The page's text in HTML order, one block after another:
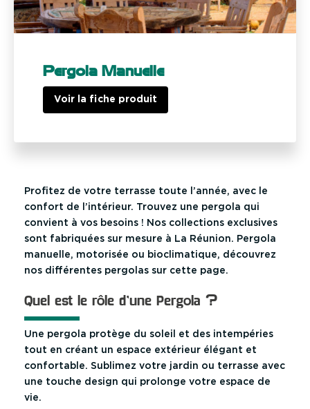
Pergola Manuelle
Voir la fiche produit
Profitez de votre terrasse toute l’année, avec le
confort de l’intérieur. Trouvez une pergola qui
convient à vos besoins ! Nos collections exclusives
sont fabriquées sur mesure à La Réunion. Pergola
manuelle, motorisée ou bioclimatique, découvrez
nos différentes pergolas sur cette page.
Quel est le rôle d’une Pergola ?
Une pergola protège du soleil et des intempéries
tout en créant un espace extérieur élégant et
confortable. Sublimez votre jardin ou terrasse avec
une touche design qui prolonge votre espace de
vie.